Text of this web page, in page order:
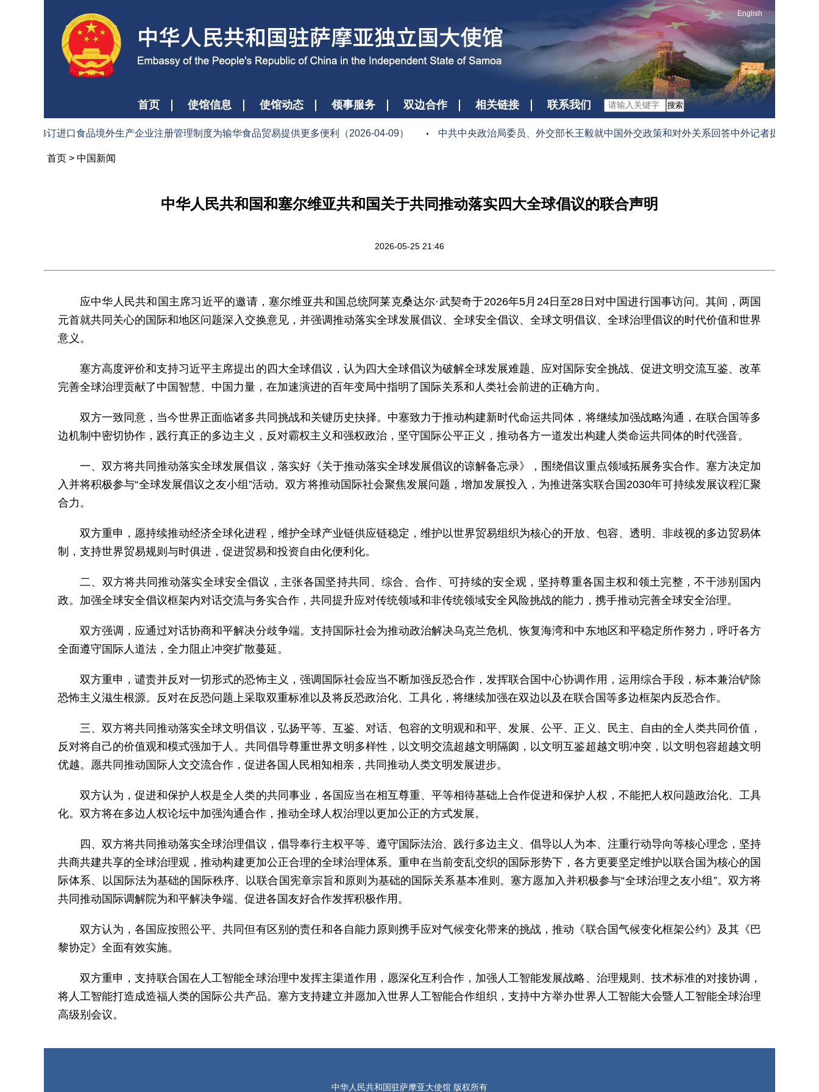
English
首页 使馆信息 使馆动态 领事服务 双边合作 相关链接 联系我们 搜索
总署修订进口食品境外生产企业注册管理制度为输华食品贸易提供更多便利（2026-04-09） 中共中央政治局委员、外交部长王毅就中国外交政策和对外关系回答中外记者提问（
首页 > 中国新闻
中华人民共和国和塞尔维亚共和国关于共同推动落实四大全球倡议的联合声明
2026-05-25 21:46
应中华人民共和国主席习近平的邀请，塞尔维亚共和国总统阿莱克桑达尔·武契奇于2026年5月24日至28日对中国进行国事访问。其间，两国
元首就共同关心的国际和地区问题深入交换意见，并强调推动落实全球发展倡议、全球安全倡议、全球文明倡议、全球治理倡议的时代价值和世界
意义。
塞方高度评价和支持习近平主席提出的四大全球倡议，认为四大全球倡议为破解全球发展难题、应对国际安全挑战、促进文明交流互鉴、改革
完善全球治理贡献了中国智慧、中国力量，在加速演进的百年变局中指明了国际关系和人类社会前进的正确方向。
双方一致同意，当今世界正面临诸多共同挑战和关键历史抉择。中塞致力于推动构建新时代命运共同体，将继续加强战略沟通，在联合国等多
边机制中密切协作，践行真正的多边主义，反对霸权主义和强权政治，坚守国际公平正义，推动各方一道发出构建人类命运共同体的时代强音。
一、双方将共同推动落实全球发展倡议，落实好《关于推动落实全球发展倡议的谅解备忘录》，围绕倡议重点领域拓展务实合作。塞方决定加
入并将积极参与“全球发展倡议之友小组”活动。双方将推动国际社会聚焦发展问题，增加发展投入，为推进落实联合国2030年可持续发展议程汇聚
合力。
双方重申，愿持续推动经济全球化进程，维护全球产业链供应链稳定，维护以世界贸易组织为核心的开放、包容、透明、非歧视的多边贸易体
制，支持世界贸易规则与时俱进，促进贸易和投资自由化便利化。
二、双方将共同推动落实全球安全倡议，主张各国坚持共同、综合、合作、可持续的安全观，坚持尊重各国主权和领土完整，不干涉别国内
政。加强全球安全倡议框架内对话交流与务实合作，共同提升应对传统领域和非传统领域安全风险挑战的能力，携手推动完善全球安全治理。
双方强调，应通过对话协商和平解决分歧争端。支持国际社会为推动政治解决乌克兰危机、恢复海湾和中东地区和平稳定所作努力，呼吁各方
全面遵守国际人道法，全力阻止冲突扩散蔓延。
双方重申，谴责并反对一切形式的恐怖主义，强调国际社会应当不断加强反恐合作，发挥联合国中心协调作用，运用综合手段，标本兼治铲除
恐怖主义滋生根源。反对在反恐问题上采取双重标准以及将反恐政治化、工具化，将继续加强在双边以及在联合国等多边框架内反恐合作。
三、双方将共同推动落实全球文明倡议，弘扬平等、互鉴、对话、包容的文明观和和平、发展、公平、正义、民主、自由的全人类共同价值，
反对将自己的价值观和模式强加于人。共同倡导尊重世界文明多样性，以文明交流超越文明隔阂，以文明互鉴超越文明冲突，以文明包容超越文明
优越。愿共同推动国际人文交流合作，促进各国人民相知相亲，共同推动人类文明发展进步。
双方认为，促进和保护人权是全人类的共同事业，各国应当在相互尊重、平等相待基础上合作促进和保护人权，不能把人权问题政治化、工具
化。双方将在多边人权论坛中加强沟通合作，推动全球人权治理以更加公正的方式发展。
四、双方将共同推动落实全球治理倡议，倡导奉行主权平等、遵守国际法治、践行多边主义、倡导以人为本、注重行动导向等核心理念，坚持
共商共建共享的全球治理观，推动构建更加公正合理的全球治理体系。重申在当前变乱交织的国际形势下，各方更要坚定维护以联合国为核心的国
际体系、以国际法为基础的国际秩序、以联合国宪章宗旨和原则为基础的国际关系基本准则。塞方愿加入并积极参与“全球治理之友小组”。双方将
共同推动国际调解院为和平解决争端、促进各国友好合作发挥积极作用。
双方认为，各国应按照公平、共同但有区别的责任和各自能力原则携手应对气候变化带来的挑战，推动《联合国气候变化框架公约》及其《巴
黎协定》全面有效实施。
双方重申，支持联合国在人工智能全球治理中发挥主渠道作用，愿深化互利合作，加强人工智能发展战略、治理规则、技术标准的对接协调，
将人工智能打造成造福人类的国际公共产品。塞方支持建立并愿加入世界人工智能合作组织，支持中方举办世界人工智能大会暨人工智能全球治理
高级别会议。
中华人民共和国驻萨摩亚大使馆 版权所有